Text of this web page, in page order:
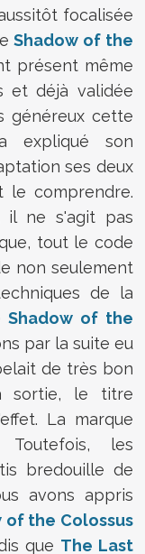
focalisée
Shadow of the
présent même
et déjà validée
généreux cette
expliqué son
ses deux
le comprendre.
il ne s'agit pas
tout le code
non seulement
de la
Shadow of the
par la suite eu
de très bon
sortie, le titre
La marque
les
bredouille de
avons appris
of the Colossus
que The Last